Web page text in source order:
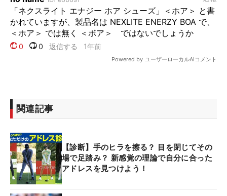
関連記事
【診断】手のヒラを擦る？ 目を閉じてその
場で足踏み？ 新感覚の理論で自分に合った
アドレスを見つけよう！